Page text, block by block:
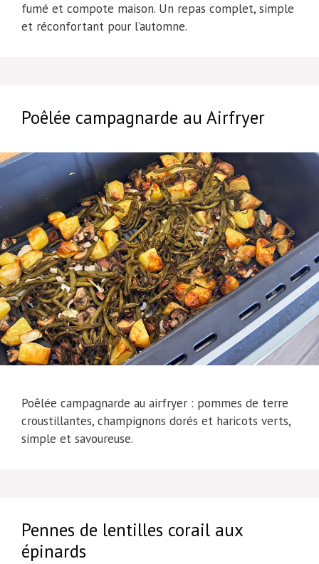
fumé et compote maison. Un repas complet, simple
et réconfortant pour l’automne.
Poêlée campagnarde au Airfryer
Poêlée campagnarde au airfryer : pommes de terre
croustillantes, champignons dorés et haricots verts,
simple et savoureuse.
Pennes de lentilles corail aux
épinards